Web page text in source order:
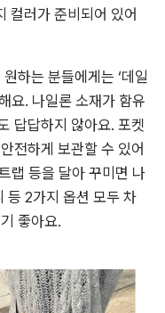
컬러가 준비되어 있어
하는 분들에게는 ‘데일
요. 나일론 소재가 함유
답답하지 않아요. 포켓
전하게 보관할 수 있어
랩 등을 달아 꾸미면 나
등 2가지 옵션 모두 차
좋아요.